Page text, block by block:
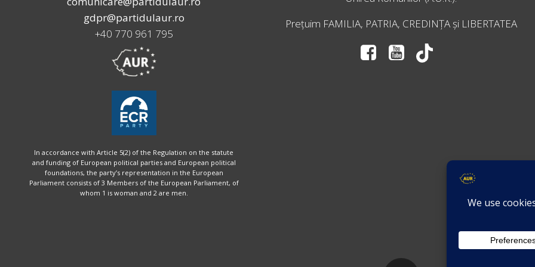
gdpr@partidulaur.ro
+40 770 961 795
In accordance with Article 5(2) of the Regulation on the statute
and funding of European political parties and European political
foundations, the party’s representation in the European
Parliament consists of 3 Members of the European Parliament, of
whom 1 is woman and 2 are men.
Prețuim FAMILIA, PATRIA, CREDINȚA și LIBERTATEA